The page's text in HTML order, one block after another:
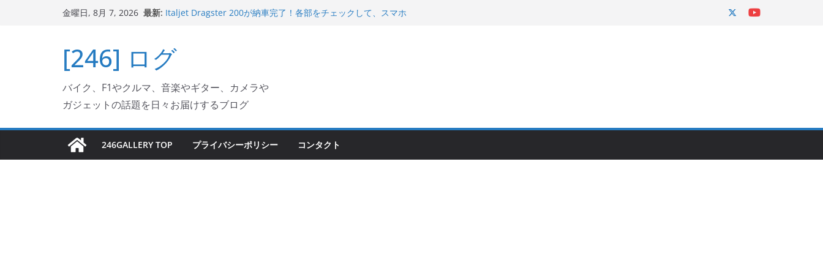
キ
プ
金曜日, 8月 7, 2026 最新: リングが楽しくなった
Jeff Beck 逝去
Ken Block 逝去
フェクターが返礼品でもらえる！
[246] ログ
バイク、F1やクルマ、音楽やギター、カメラや
ガジェットの話題を日々お届けするブログ
246GALLERY TOP プライバシーポリシー コンタクト